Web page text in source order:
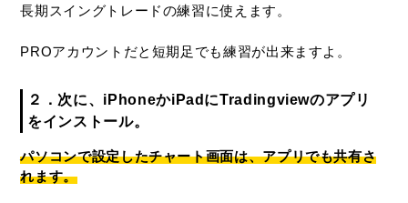
長期スイングトレードの練習に使えます。
PROアカウントだと短期足でも練習が出来ますよ。
２．次に、iPhoneかiPadにTradingviewのアプリ
をインストール。
パソコンで設定したチャート画面は、アプリでも共有さ
れます。